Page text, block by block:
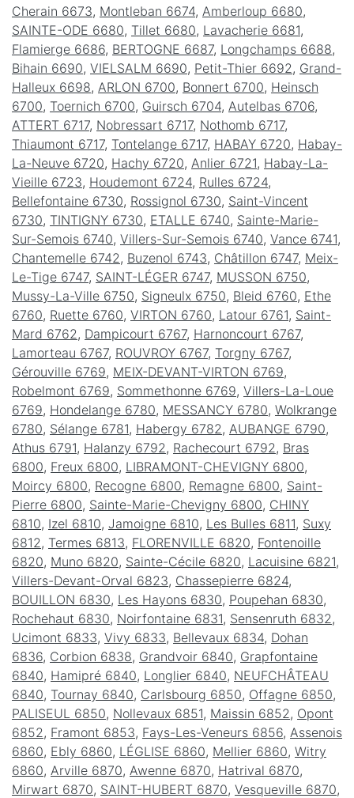
Cherain 6673, Montleban 6674, Amberloup 6680,
SAINTE-ODE 6680, Tillet 6680, Lavacherie 6681,
Flamierge 6686, BERTOGNE 6687, Longchamps 6688,
Bihain 6690, VIELSALM 6690, Petit-Thier 6692 , Grand-
Halleux 6698, ARLON 6700, Bonnert 6700, Heinsch
6700, Toernich 6700, Guirsch 6704, Autelbas 6706,
ATTERT 6717, Nobressart 6717, Nothomb 6717,
Thiaumont 6717, Tontelange 6717, HABAY 6720, Habay-
La-Neuve 6720, Hachy 6720, Anlier 6721, Habay-La-
Vieille 6723, Houdemont 6724, Rulles 6724,
Bellefontaine 6730, Rossignol 6730, Saint-Vincent
6730, TINTIGNY 6730, ETALLE 6740, Sainte-Marie-
Sur-Semois 6740, Villers-Sur-Semois 6740, Vance 6741,
Chantemelle 6742 , Buzenol 6743, Châtillon 6747, Meix-
Le-Tige 6747, SAINT-LÉGER 6747, MUSSON 6750,
Mussy-La-Ville 6750, Signeulx 6750, Bleid 6760, Ethe
6760, Ruette 6760, VIRTON 6760, Latour 6761, Saint-
Mard 6762 , Dampicourt 6767, Harnoncourt 6767,
Lamorteau 6767, ROUVROY 6767, Torgny 6767,
Gérouville 6769, MEIX-DEVANT-VIRTON 6769,
Robelmont 6769, Sommethonne 6769, Villers-La-Loue
6769, Hondelange 6780, MESSANCY 6780, Wolkrange
6780, Sélange 6781, Habergy 6782 , AUBANGE 6790,
Athus 6791, Halanzy 6792 , Rachecourt 6792 , Bras
6800, Freux 6800, LIBRAMONT-CHEVIGNY 6800,
Moircy 6800, Recogne 6800, Remagne 6800, Saint-
Pierre 6800, Sainte-Marie-Chevigny 6800, CHINY
6810, Izel 6810, Jamoigne 6810, Les Bulles 6811, Suxy
6812 , Termes 6813, FLORENVILLE 6820, Fontenoille
6820, Muno 6820, Sainte-Cécile 6820, Lacuisine 6821,
Villers-Devant-Orval 6823, Chassepierre 6824,
BOUILLON 6830, Les Hayons 6830, Poupehan 6830,
Rochehaut 6830, Noirfontaine 6831, Sensenruth 6832 ,
Ucimont 6833, Vivy 6833, Bellevaux 6834, Dohan
6836, Corbion 6838, Grandvoir 6840, Grapfontaine
6840, Hamipré 6840, Longlier 6840, NEUFCHÂTEAU
6840, Tournay 6840, Carlsbourg 6850, Offagne 6850,
PALISEUL 6850, Nollevaux 6851, Maissin 6852 , Opont
6852 , Framont 6853, Fays-Les-Veneurs 6856, Assenois
6860, Ebly 6860, LÉGLISE 6860, Mellier 6860, Witry
6860, Arville 6870, Awenne 6870, Hatrival 6870,
Mirwart 6870, SAINT-HUBERT 6870, Vesqueville 6870,